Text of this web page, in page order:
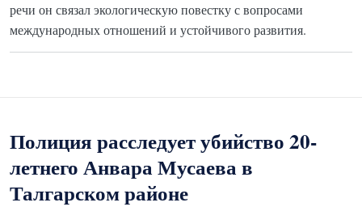
речи он связал экологическую повестку с вопросами
международных отношений и устойчивого развития.
Полиция расследует убийство 20-
летнего Анвара Мусаева в
Талгарском районе